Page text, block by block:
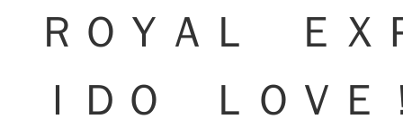
ＲＯＹＡＬ ＥＸ
ＩＤＯ ＬＯＶ